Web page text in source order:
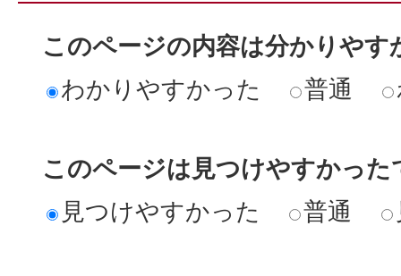
このページの内容は分かりやす
わかりやすかった
普通
このページは見つけやすかった
見つけやすかった
普通